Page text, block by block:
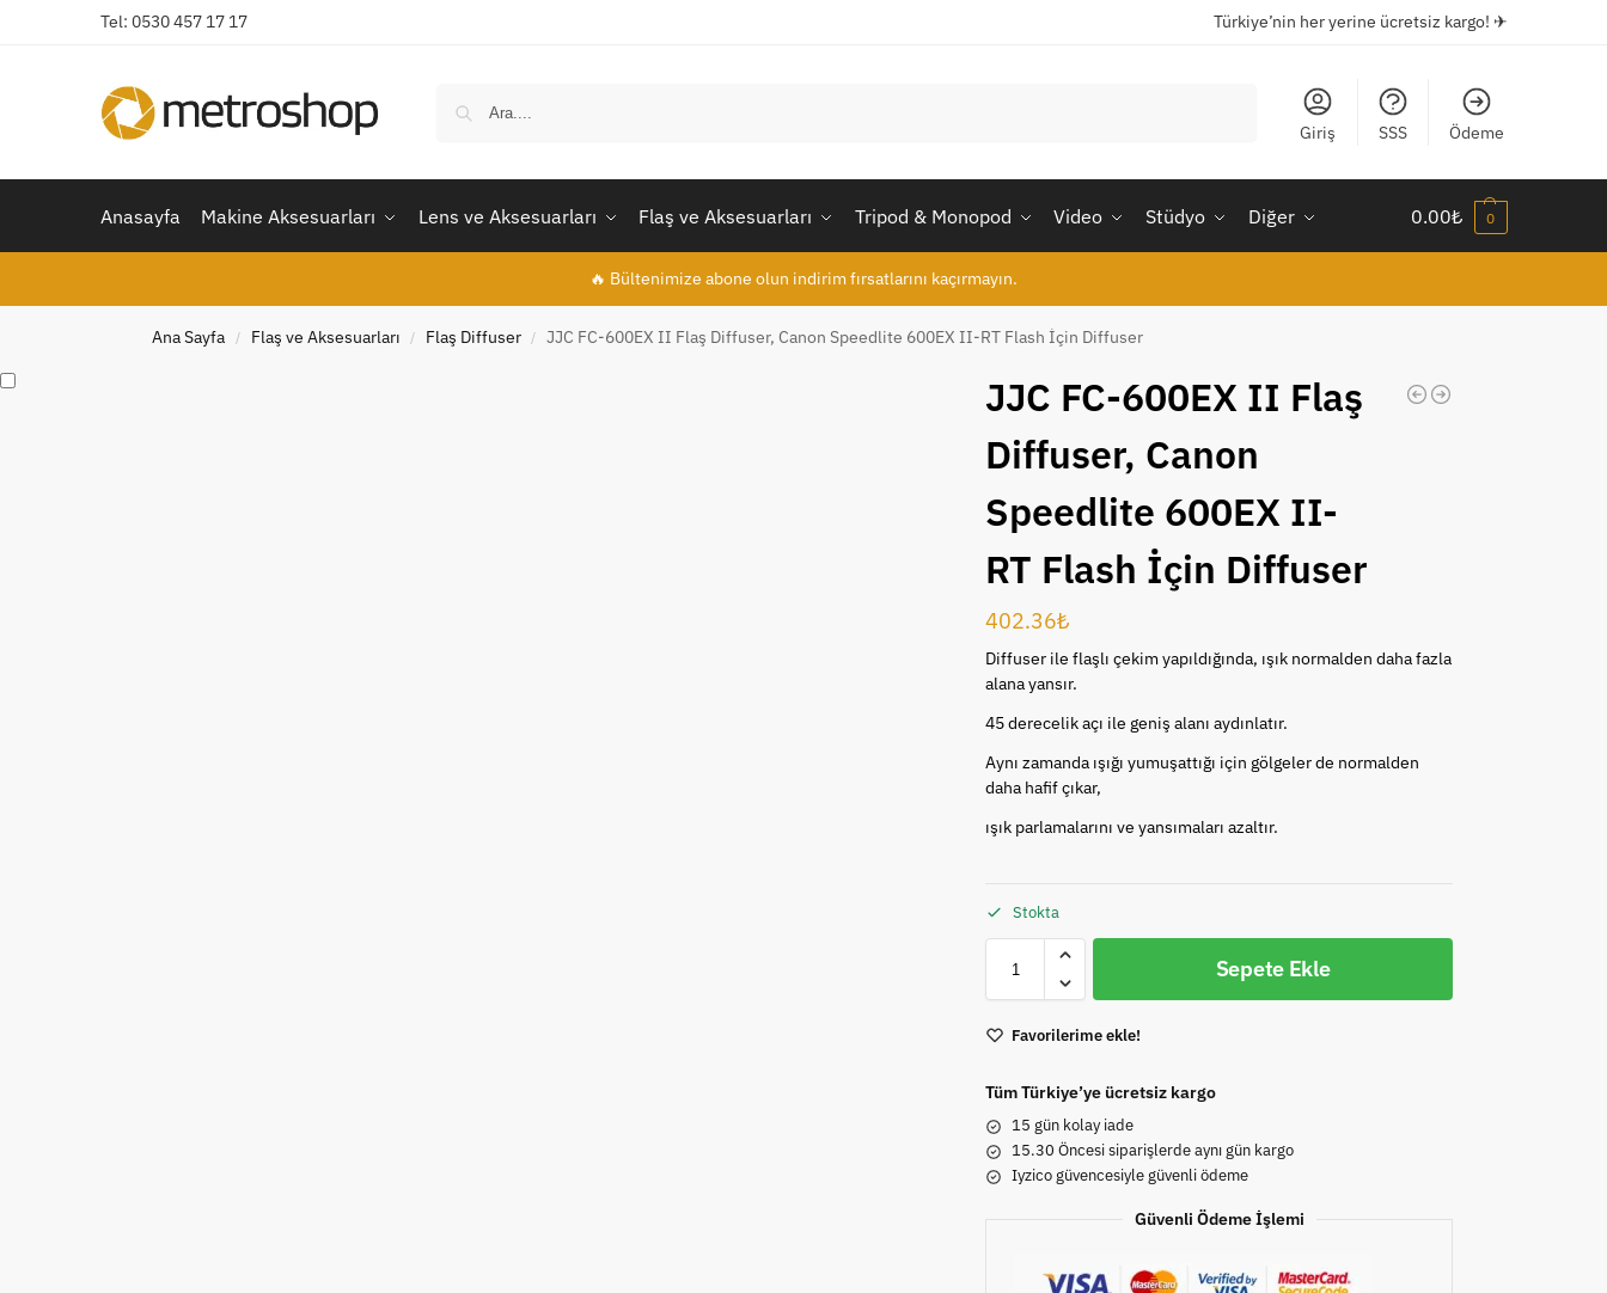
Tel: 0530 457 17 17 Türkiye’nin her yerine ücretsiz kargo! ✈
Giriş SSS Ödeme
Anasayfa Makine Aksesuarları Lens ve Aksesuarları Flaş ve Aksesuarları Tripod & Monopod Video Stüdyo Diğer 0.00₺ 0
🔥 Bültenimize abone olun indirim fırsatlarını kaçırmayın.
Ana Sayfa / Flaş ve Aksesuarları / Flaş Diffuser / JJC FC-600EX II Flaş Diffuser, Canon Speedlite 600EX II-RT Flash İçin Diffuser
JJC FC-600EX II Flaş
Diffuser, Canon
Speedlite 600EX II-
RT Flash İçin Diffuser
402.36₺
Diffuser ile flaşlı çekim yapıldığında, ışık normalden daha fazla
alana yansır.
45 derecelik açı ile geniş alanı aydınlatır.
Aynı zamanda ışığı yumuşattığı için gölgeler de normalden
daha hafif çıkar,
ışık parlamalarını ve yansımaları azaltır.
Stokta
Sepete Ekle
Favorilerime ekle!
Tüm Türkiye’ye ücretsiz kargo
15 gün kolay iade
15.30 Öncesi siparişlerde aynı gün kargo
Iyzico güvencesiyle güvenli ödeme
Güvenli Ödeme İşlemi